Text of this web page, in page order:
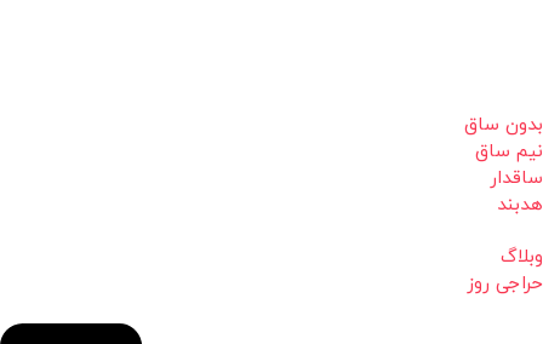
بدون ساق
نیم ساق
ساقدار
هدبند
وبلاگ
حراجی روز